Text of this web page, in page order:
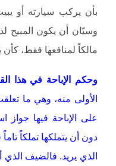
بأن يركب سيارته أو
وسيّان أن يكون المبيح
مالكاً لمنافعها فقط،
وحكم الإباحة في هذا
الأولى منه، وهي ما تعلقت
على الإباحة فيها جواز
دون أن يتملكها تملكاً
الذي يريد. فالضيف الذي